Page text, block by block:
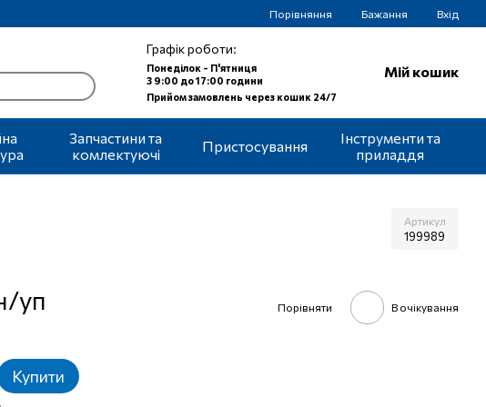
Порівняння Бажання Вхід
Графік роботи:
Понеділок - П'ятниця
З 9:00 до 17:00 години
Прийом замовлень через кошик 24/7
Мій кошик
Запчастини та
комлектуючі
Пристосування
Інструменти та
приладдя
Артикул
199989
уп Порівняти В очікування
Купити